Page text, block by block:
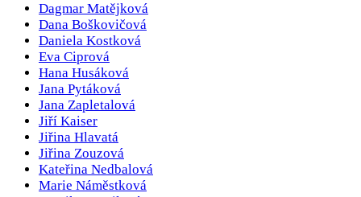
Dagmar Matějková
Dana Boškovičová
Daniela Kostková
Eva Ciprová
Hana Husáková
Jana Pytáková
Jana Zapletalová
Jiří Kaiser
Jiřina Hlavatá
Jiřina Zouzová
Kateřina Nedbalová
Marie Náměstková